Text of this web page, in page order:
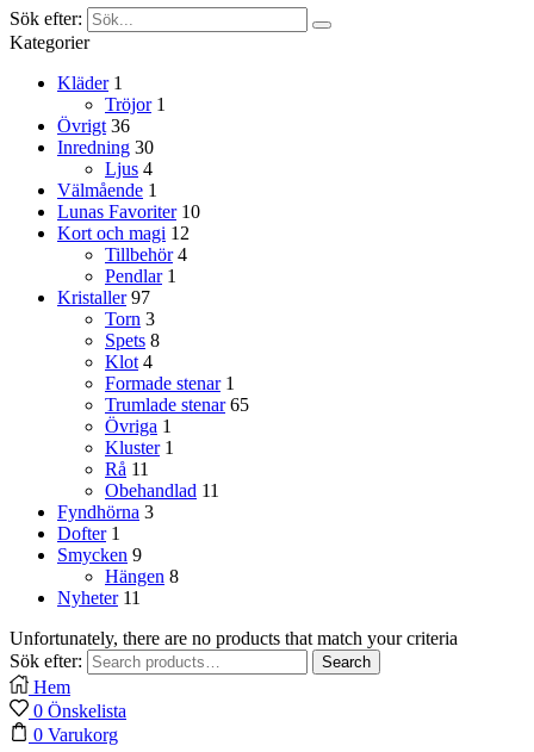
Sök efter:
Kategorier
Kläder 1
Tröjor 1
Övrigt 36
Inredning 30
Ljus 4
Välmående 1
Lunas Favoriter 10
Kort och magi 12
Tillbehör 4
Pendlar 1
Kristaller 97
Torn 3
Spets 8
Klot 4
Formade stenar 1
Trumlade stenar 65
Övriga 1
Kluster 1
Rå 11
Obehandlad 11
Fyndhörna 3
Dofter 1
Smycken 9
Hängen 8
Nyheter 11
Unfortunately, there are no products that match your criteria
Sök efter:
Search
Hem
0 Önskelista
0 Varukorg